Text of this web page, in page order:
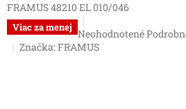
FRAMUS 48210 EL 010/046
Viac za menej Priemerné
hodnotenie
Neohodnotené
Značka:FRAMUS